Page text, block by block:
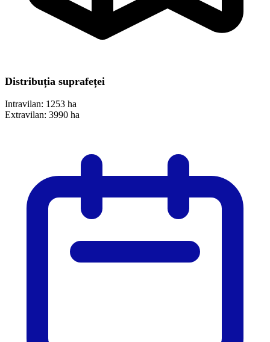
Distribuția suprafeței
Intravilan: 1253 ha
Extravilan: 3990 ha